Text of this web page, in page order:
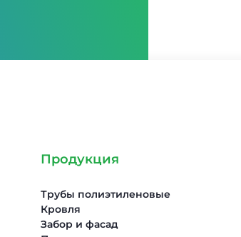
Продукция
Трубы полиэтиленовые
Кровля
Забор и фасад